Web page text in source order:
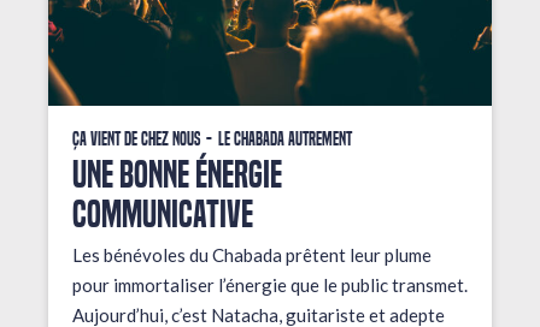
Ça vient de chez nous Le Chabada autrement
une bonne énergie
communicative
Les bénévoles du Chabada prêtent leur plume
pour immortaliser l’énergie que le public transmet.
Aujourd’hui, c’est Natacha, guitariste et adepte